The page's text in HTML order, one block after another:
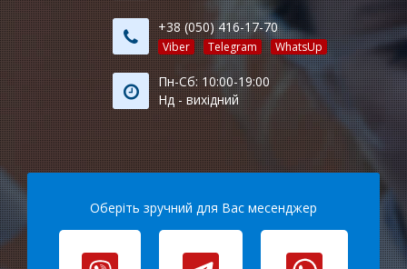
+38 (050) 416-17-70
Viber Telegram WhatsUp
Пн-Сб: 10:00-19:00
Нд - вихідний
Оберіть зручний для Вас месенджер